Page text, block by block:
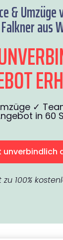
&
Falkner aus
✓
in 60
unverbindlich
100%